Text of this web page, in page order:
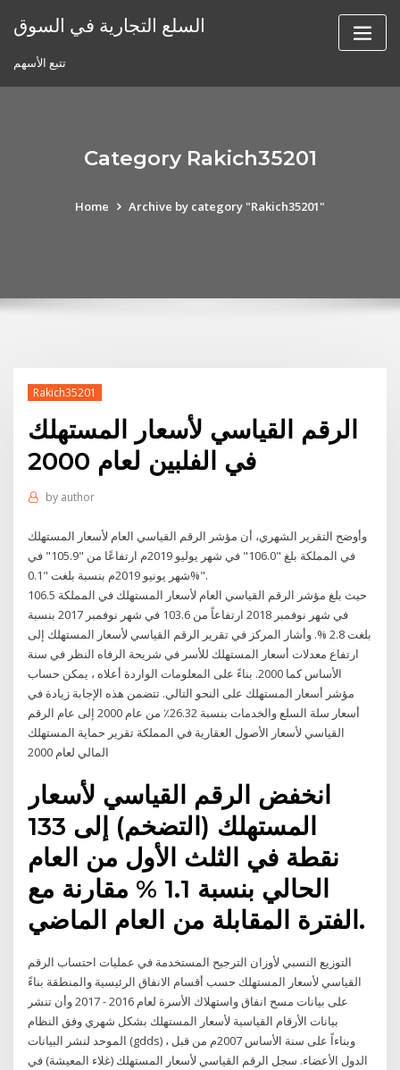
السلع التجارية في السوق
تتبع الأسهم
Category Rakich35201
Home Archive by category "Rakich35201"
Rakich35201
الرقم القياسي لأسعار المستهلك
في الفلبين لعام 2000
by author
وأوضح التقرير الشهري، أن مؤشر الرقم القياسي العام لأسعار المستهلك
في المملكة بلغ "106.0" في شهر يوليو 2019م ارتفاعًا من "105.9" في
شهر يونيو 2019م بنسبة بلغت "0.1%".
حيث بلغ مؤشر الرقم القياسي العام لأسعار المستهلك في المملكة 106.5
في شهر نوفمبر 2018 ارتفاعاً من 103.6 في شهر نوفمبر 2017 بنسبة
بلغت 2.8 %. وأشار المركز في تقرير الرقم القياسي لأسعار المستهلك إلى
ارتفاع معدلات أسعار المستهلك للأسر في شريحة الرفاه النظر في سنة
الأساس كما 2000. بناءً على المعلومات الواردة أعلاه ، يمكن حساب
مؤشر أسعار المستهلك على النحو التالي. تتضمن هذه الإجابة زيادة في
أسعار سلة السلع والخدمات بنسبة 26.32٪ من عام 2000 إلى عام الرقم
القياسي لأسعار الأصول العقارية في المملكة تقرير حماية المستهلك
المالي لعام 2000
انخفض الرقم القياسي لأسعار
المستهلك (التضخم) إلى 133
نقطة في الثلث الأول من العام
الحالي بنسبة 1.1 % مقارنة مع
الفترة المقابلة من العام الماضي.
التوزيع النسبي لأوزان الترجيح المستخدمة في عمليات احتساب الرقم
القياسي لأسعار المستهلك حسب أقسام الانفاق الرئيسية والمنطقة بناءً
على بيانات مسح انفاق واستهلاك الأسرة لعام 2016 - 2017 وأن تنشر
بيانات الأرقام القياسية لأسعار المستهلك بشكل شهري وفق النظام
الموحد لنشر البيانات (gdds) ، وبناءاً على سنة الأساس 2007م من قبل
الدول الأعضاء. سجل الرقم القياسي لأسعار المستهلك (غلاء المعيشة) في